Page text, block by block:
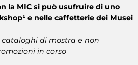
la MIC si può usufruire di uno
e nelle caffetterie dei Musei
di mostra e non
in corso